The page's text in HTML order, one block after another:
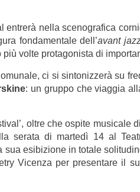
entrerà nella scenografica
fondamentale dell’avant
volte protagonista di
ci si sintonizzerà su
: un gruppo che viaggia
oltre che ospite musicale
serata di martedì 14 al
sua esibizione in totale
Vicenza per presentare il